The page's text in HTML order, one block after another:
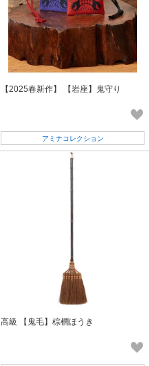
【2025春新作】 【岩座】鬼守り
アミナコレクション
高級 【鬼毛】棕櫚ほうき